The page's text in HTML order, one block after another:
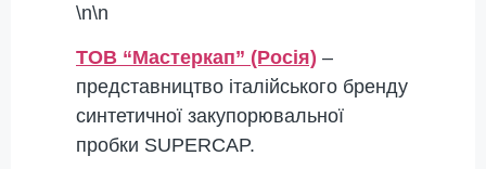
\n\n
ТОВ “Мастеркап” (Росія) –
представництво італійського бренду
синтетичної закупорювальної
пробки SUPERCAP.